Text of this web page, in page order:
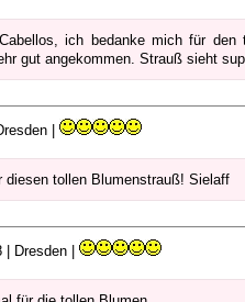
ich bedanke mich für
gut angekommen. Strauß sieht
|
diesen tollen Blumenstrauß! Sielaff
| Dresden |